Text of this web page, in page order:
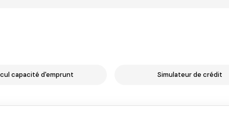
capacité d'emprunt Simulateur de crédit